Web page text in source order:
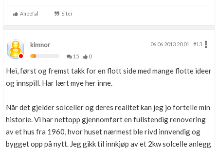
Anbefal Siter
kimnor 06.06.2013 20.01
#13
15
0
Hei, først og fremst takk for en flott side med mange flotte ideer
og innspill. Har lært mye her inne.
Når det gjelder solceller og deres realitet kan jeg jo fortelle min
historie. Vi har nettopp gjennomført en fullstendig renovering
av et hus fra 1960, hvor huset nærmest ble rivd innvendig og
bygget opp på nytt. Jeg gikk til innkjøp av et 2kw solcelle anlegg